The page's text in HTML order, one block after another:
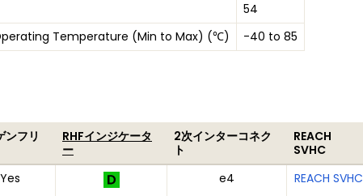
54
Temperature (Min to Max) (℃)
-40 to 85
ンフリ
RHFインジケータ
ー
2次インターコネク
ト
REACH
SVHC
Yes e4 REACH SVHC